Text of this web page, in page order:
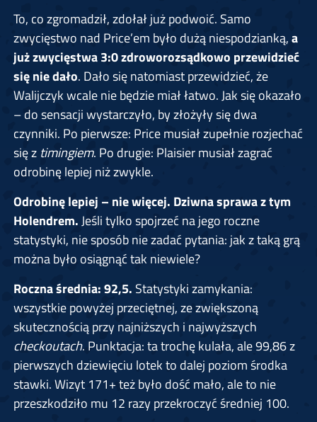
To, co zgromadził, zdołał już podwoić. Samo
zwycięstwo nad Price’em było dużą niespodzianką,a
już zwycięstwa 3:0 zdroworozsądkowo przewidzieć
się nie dało. Dało się natomiast przewidzieć, że
Walijczyk wcale nie będzie miał łatwo. Jak się okazało
– do sensacji wystarczyło, by złożyły się dwa
czynniki. Po pierwsze: Price musiał zupełnie rozjechać
się z timingiem. Po drugie: Plaisier musiał zagrać
odrobinę lepiej niż zwykle.
Odrobinę lepiej – nie więcej. Dziwna sprawa z tym
Holendrem.Jeśli tylko spojrzeć na jego roczne
statystyki, nie sposób nie zadać pytania: jak z taką grą
można było osiągnąć tak niewiele?
Roczna średnia: 92,5. Statystyki zamykania:
wszystkie powyżej przeciętnej, ze zwiększoną
skutecznością przy najniższych i najwyższych
checkoutach. Punktacja: ta trochę kulała, ale 99,86 z
pierwszych dziewięciu lotek to dalej poziom środka
stawki. Wizyt 171+ też było dość mało, ale to nie
przeszkodziło mu 12 razy przekroczyć średniej 100.